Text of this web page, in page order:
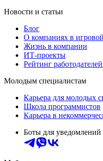
Новости и статьи
Блог
О компаниях в
Жизнь в компании
ИТ-проекты
Рейтинг
Молодым специалистам
Карьера для молодых
Школа программистов
Карьера в
Боты для уведомлений